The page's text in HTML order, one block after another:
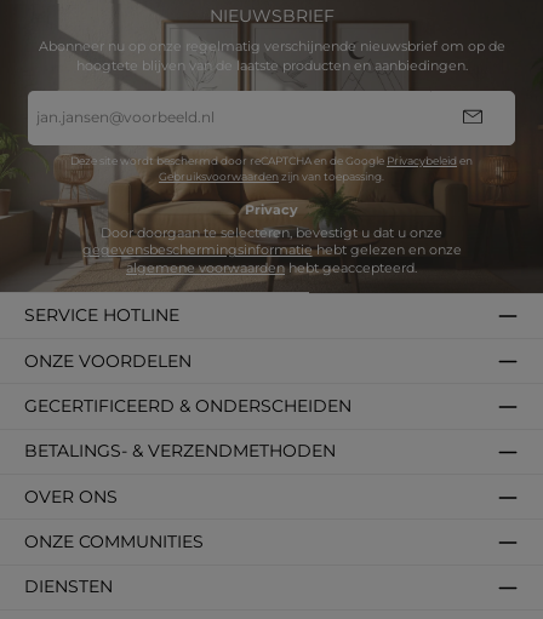
NIEUWSBRIEF
Abonneer nu op onze regelmatig verschijnende nieuwsbrief om op de
hoogtete blijven van de laatste producten en aanbiedingen.
mailadres
*
Deze site wordt beschermd door reCAPTCHA en de Google Privacybeleid en
Gebruiksvoorwaarden zijn van toepassing.
Privacy
gegevensbeschermingsinformatie
algemene voorwaardenhebt geaccepteerd.
SERVICE HOTLINE
DIENSTEN
BETALINGS- & VERZENDMETHODEN
OVER ONS
GECERTIFICEERD & ONDERSCHEIDEN
ONZE VOORDELEN
ONZE COMMUNITIES